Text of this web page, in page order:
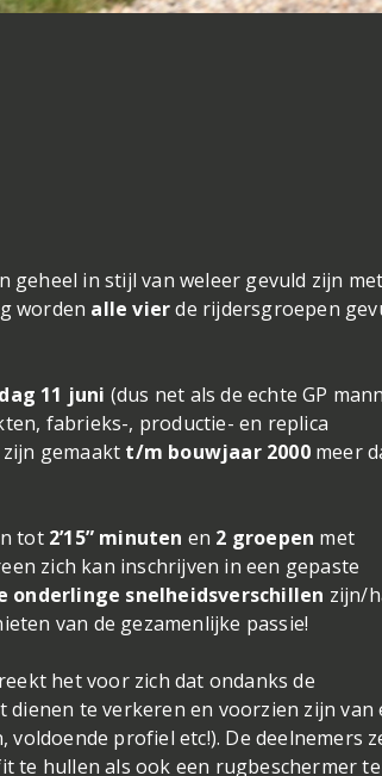
geheel in stijl van weleer gevuld zijn met
worden alle vierde rijdersgroepen
11 juni (dus net als de echte GP
fabrieks-, productie- en replica
gemaakt t/m bouwjaar 2000meer
tot 2’15” minuten en 2 groepen met
zich kan inschrijven in een gepaste
onderlinge snelheidsverschillen zijn/
van de gezamenlijke passie!
het voor zich dat ondanks de
dienen te verkeren en voorzien zijn van
profiel etc!). De deelnemers
te hullen als ook een rugbeschermer te